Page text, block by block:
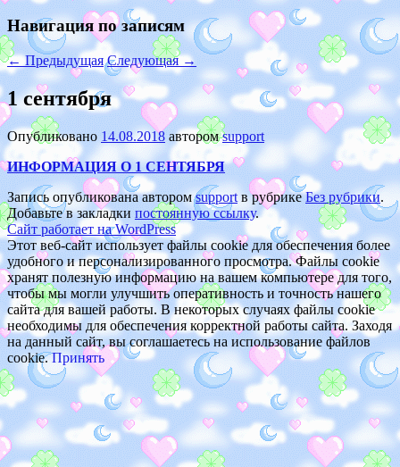
Навигация по записям
←Предыдущая Следующая→
1 сентября
Опубликовано14.08.2018 авторомsupport
ИНФОРМАЦИЯ О 1 СЕНТЯБРЯ
Запись опубликована авторомsupportв рубрикеБез рубрики.
Добавьте в закладки постоянную ссылку.
Сайт работает на WordPress
Этот веб-сайт использует файлы cookie для обеспечения более
удобного и персонализированного просмотра. Файлы cookie
хранят полезную информацию на вашем компьютере для того,
чтобы мы могли улучшить оперативность и точность нашего
сайта для вашей работы. В некоторых случаях файлы cookie
необходимы для обеспечения корректной работы сайта. Заходя
на данный сайт, вы соглашаетесь на использование файлов
cookie.Принять